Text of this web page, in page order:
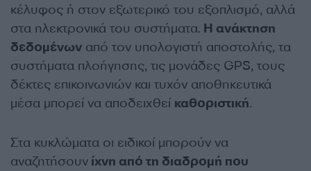
κέλυφος ή στον εξωτερικό του εξοπλισμό, αλλά
στα ηλεκτρονικά του συστήματα. Η ανάκτηση
δεδομένων από τον υπολογιστή αποστολής, τα
συστήματα πλοήγησης, τις μονάδες GPS, τους
δέκτες επικοινωνιών και τυχόν αποθηκευτικά
μέσα μπορεί να αποδειχθεί καθοριστική.
Στα κυκλώματα οι ειδικοί μπορούν να
αναζητήσουν ίχνη από τη διαδρομή που